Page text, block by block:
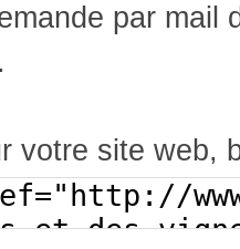
par mail
votre site web,